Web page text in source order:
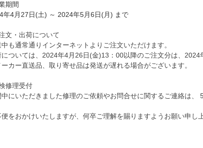
期間
年4月27日(土) ～ 2024年5月6日(月) まで
文・出荷について
も通常通りインターネットよりご注文いただけます。
については、2024年4月26日(金)13：00以降のご注文分は、2024
カー直送品、取り寄せ品は発送が遅れる場合がございます。
修理受付
にいただきました修理のご依頼やお問合せに関するご連絡は、
便をおかけいたしますが、何卒ご理解を賜りますようお願い申し